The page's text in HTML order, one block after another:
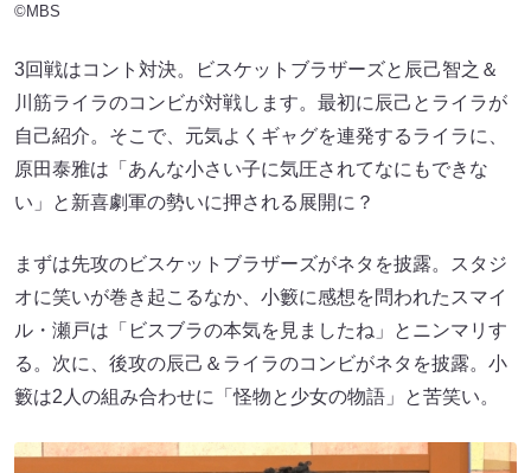
©MBS
3回戦はコント対決。ビスケットブラザーズと辰己智之＆
川筋ライラのコンビが対戦します。最初に辰己とライラが
自己紹介。そこで、元気よくギャグを連発するライラに、
原田泰雅は「あんな小さい子に気圧されてなにもできな
い」と新喜劇軍の勢いに押される展開に？
まずは先攻のビスケットブラザーズがネタを披露。スタジ
オに笑いが巻き起こるなか、小籔に感想を問われたスマイ
ル・瀬戸は「ビスブラの本気を見ましたね」とニンマリす
る。次に、後攻の辰己＆ライラのコンビがネタを披露。小
籔は2人の組み合わせに「怪物と少女の物語」と苦笑い。